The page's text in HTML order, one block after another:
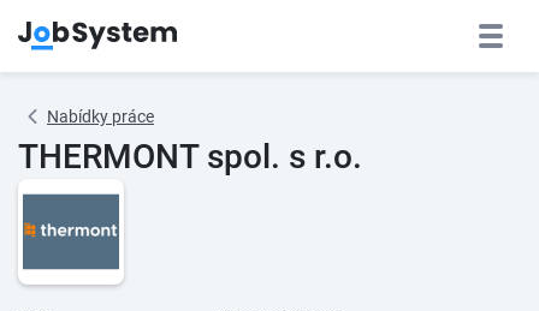
Nabídky práce
THERMONT spol. s r.o.